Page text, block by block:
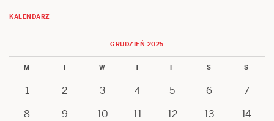
KALENDARZ
GRUDZIEŃ 2025
M T W T F S S
1 2 3 4 5 6
7
8
9 10 11 12 13
14